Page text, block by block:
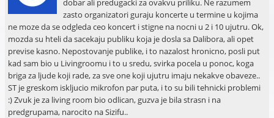
dobar ali predugacki za ovakvu priliku. Ne razumem
zasto organizatori guraju koncerte u termine u kojima
ne moze da se odgleda ceo koncert i stigne na nocni u 2 i 10 ujutru. Ok,
mozda su hteli da sacekaju publiku koja je dosla sa Dalibora, ali opet
previse kasno. Nepostovanje publike, i to nazalost hronicno, posli put
kad sam bio u Livingroomu i to u sredu, svirka pocela u ponoc, koga
briga za ljude koji rade, za sve one koji ujutru imaju nekakve obaveze..
ST je greskom iskljucio mikrofon par puta, i to su bili tehnicki problemi
:) Zvuk je za living room bio odlican, guzva je bila strasn i na
predgrupama, narocito na Sizifu..